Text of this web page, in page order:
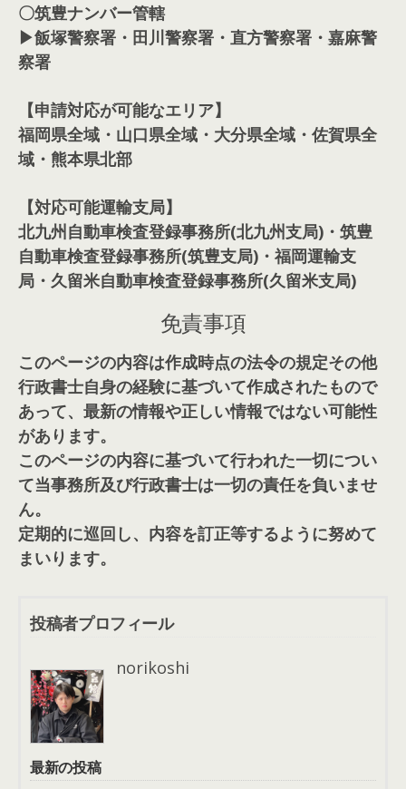
〇筑豊ナンバー管轄
▶飯塚警察署・田川警察署・直方警察署・嘉麻警
察署
【申請対応が可能なエリア】
福岡県全域・山口県全域・大分県全域・佐賀県全
域・熊本県北部
【対応可能運輸支局】
北九州自動車検査登録事務所(北九州支局)・筑豊
自動車検査登録事務所(筑豊支局)・福岡運輸支
局・久留米自動車検査登録事務所(久留米支局)
免責事項
このページの内容は作成時点の法令の規定その他
行政書士自身の経験に基づいて作成されたもので
あって、最新の情報や正しい情報ではない可能性
があります。
このページの内容に基づいて行われた一切につい
て当事務所及び行政書士は一切の責任を負いませ
ん。
定期的に巡回し、内容を訂正等するように努めて
まいります。
投稿者プロフィール
norikoshi
最新の投稿